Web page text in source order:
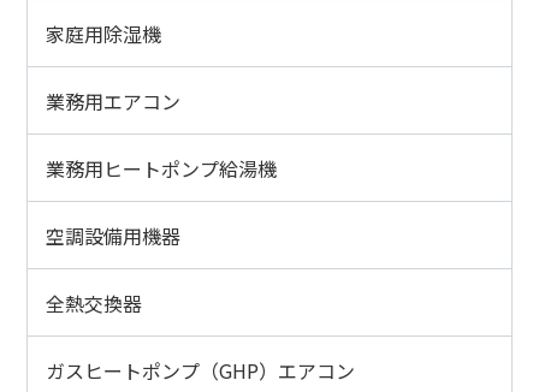
家庭用除湿機
業務用エアコン
業務用ヒートポンプ給湯機
空調設備用機器
全熱交換器
ガスヒートポンプ（GHP）エアコン